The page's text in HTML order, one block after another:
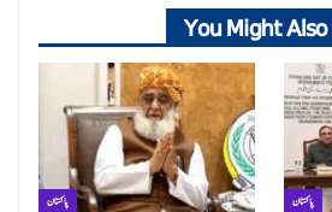
You Might
پاکستان پاکستان